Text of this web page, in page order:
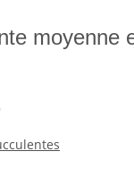
moyenne